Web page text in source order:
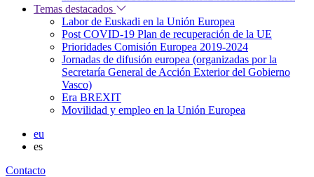
Temas destacados
Labor de Euskadi en la Unión Europea
Post COVID-19 Plan de recuperación de la UE
Prioridades Comisión Europea 2019-2024
Jornadas de difusión europea (organizadas por la
Secretaría General de Acción Exterior del Gobierno
Vasco)
Era BREXIT
Movilidad y empleo en la Unión Europea
eu
es
Contacto